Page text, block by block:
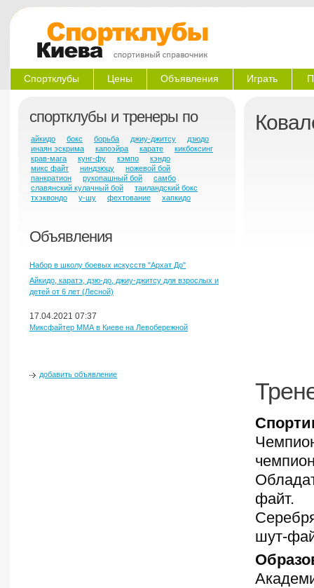
Спортклубы Цены Объявления Играть
спортклубы и тренеры по
айкидо бокс борьба джиу-джитсу
дзюдо
инаян эскрима
капоэйра карате
кикбоксинг
крав-мага
кунг-фу кэмпо
кэндо
микс файт
ниндзюцу
ножевой бой
панкратион
рукопашный бой
самбо
славянский кулачный бой
таиландский бокс
тхэквондо
у-шу фехтование хапкидо
Объявления
Набор в школу боевых искусств "Архат До"
Айкидо, каратэ, дзю-до, джиу-джитсу для взрослых и
детей от 6 лет (Лесной)
17.04.2021 07:37
Миксфайтер ММА в Киеве на Левобережной
добавить объявление
файт.
шут-